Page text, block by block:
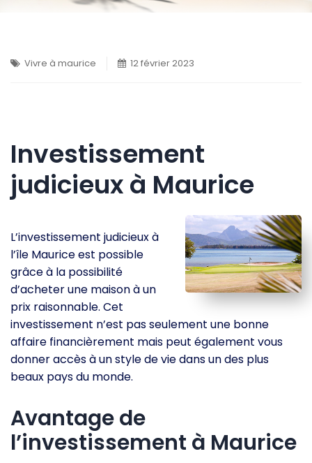
Vivre à maurice 12 février 2023
Investissement
judicieux à Maurice
L’investissement judicieux à
l’île Maurice est possible
grâce à la possibilité
d’acheter une maison à un
prix raisonnable. Cet
investissement n’est pas seulement une bonne
affaire financièrement mais peut également vous
donner accès à un style de vie dans un des plus
beaux pays du monde.
Avantage de
l’investissement à Maurice